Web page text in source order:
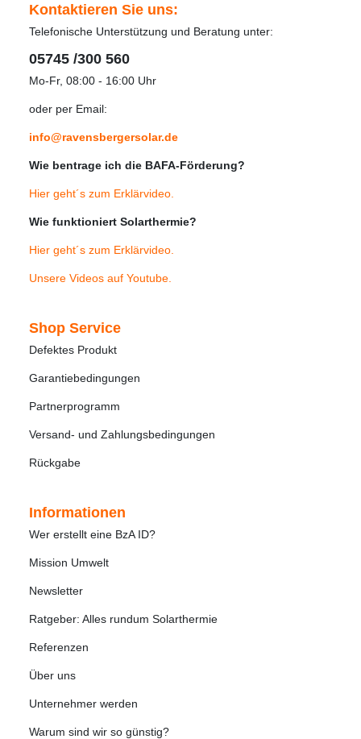
Kontaktieren Sie uns:
Telefonische Unterstützung und Beratung unter:
05745 /300 560
Mo-Fr, 08:00 - 16:00 Uhr
oder per Email:
info@ravensbergersolar.de
Wie bentrage ich die BAFA-Förderung?
Hier geht´s zum Erklärvideo
Wie funktioniert Solarthermie?
Hier geht´s zum Erklärvideo
Unsere Videos auf Youtube
Shop Service
Defektes Produkt
Garantiebedingungen
Partnerprogramm
Versand- und Zahlungsbedingungen
Rückgabe
Informationen
Wer erstellt eine BzA ID?
Mission Umwelt
Newsletter
Ratgeber: Alles rundum Solarthermie
Referenzen
Über uns
Unternehmer werden
Warum sind wir so günstig?